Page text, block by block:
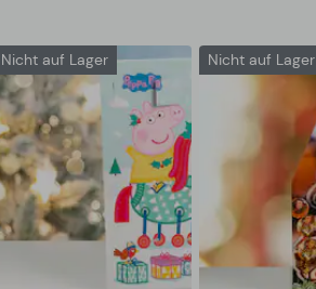
Nicht auf Lager Nicht auf Lager